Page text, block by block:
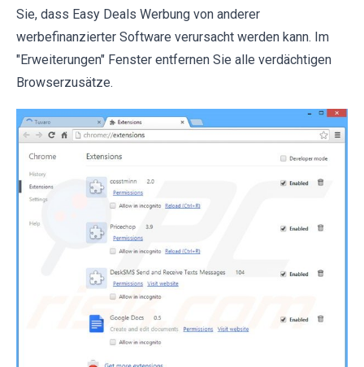
Sie, dass Easy Deals Werbung von anderer
werbefinanzierter Software verursacht werden kann. Im
"Erweiterungen" Fenster entfernen Sie alle verdächtigen
Browserzusätze.